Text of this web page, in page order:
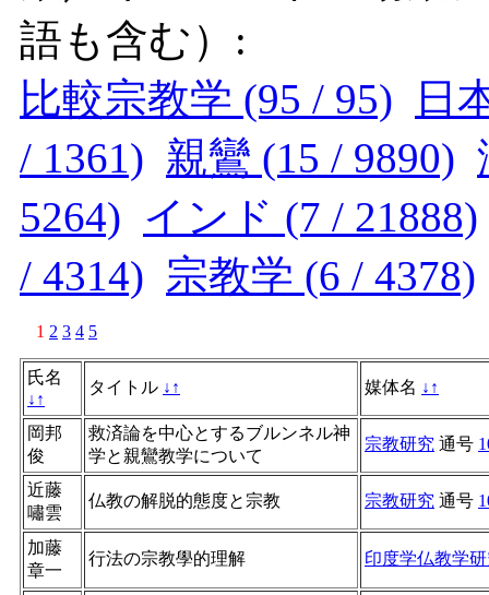
語も含む）:
比較宗教学 (95 / 95)
日
/ 1361) 親鸞 (15 / 9890)
5264) インド (7 / 21888)
/ 4314) 宗教学 (6 / 4378)
1 2 3 4 5
氏名
↓ ↑
タイトル ↓ ↑ 媒体名 ↓ ↑
岡邦
俊
救済論を中心とするブルンネル神
学と親鸞教学について
宗教研究 通号
近藤
嘯雲
仏教の解脱的態度と宗教 宗教研究 通号
加藤
章一
行法の宗教學的理解 印度学仏教学